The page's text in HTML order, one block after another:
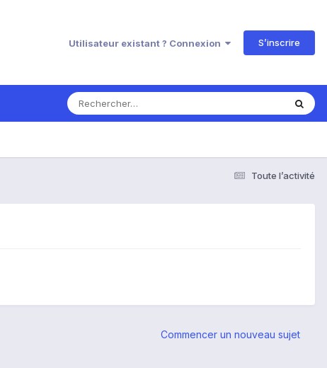
Utilisateur existant ? Connexion S’inscrire
Toute l’activité
Commencer un nouveau sujet